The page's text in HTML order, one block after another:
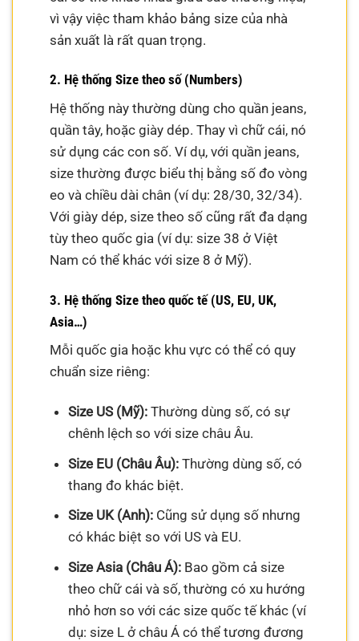
vì vậy việc tham khảo bảng size của nhà
sản xuất là rất quan trọng.
2. Hệ thống Size theo số (Numbers)
Hệ thống này thường dùng cho quần jeans,
quần tây, hoặc giày dép. Thay vì chữ cái, nó
sử dụng các con số. Ví dụ, với quần jeans,
size thường được biểu thị bằng số đo vòng
eo và chiều dài chân (ví dụ: 28/30, 32/34).
Với giày dép, size theo số cũng rất đa dạng
tùy theo quốc gia (ví dụ: size 38 ở Việt
Nam có thể khác với size 8 ở Mỹ).
3. Hệ thống Size theo quốc tế (US, EU, UK,
Asia…)
Mỗi quốc gia hoặc khu vực có thể có quy
chuẩn size riêng:
Size US (Mỹ):Thường dùng số, có sự
chênh lệch so với size châu Âu.
Size EU (Châu Âu):Thường dùng số, có
thang đo khác biệt.
Size UK (Anh):Cũng sử dụng số nhưng
có khác biệt so với US và EU.
Size Asia (Châu Á):Bao gồm cả size
theo chữ cái và số, thường có xu hướng
nhỏ hơn so với các size quốc tế khác (ví
dụ: size L ở châu Á có thể tương đương